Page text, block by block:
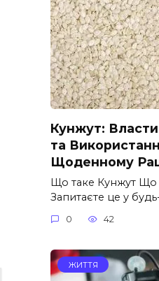
Кунжут:
та
Щоденному
Що таке Кунжут Що
Запитаєте це у
0 42
ЖИТТЯ